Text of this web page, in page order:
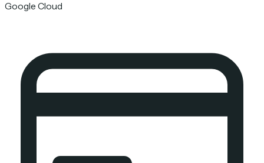
Google Cloud